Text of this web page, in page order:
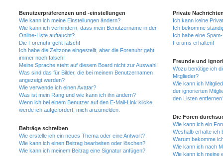
Benutzerpräferenzen und -einstellungen
Wie kann ich meine Einstellungen ändern?
Wie kann ich verhindern, dass mein Benutzername in der
Online-Liste auftaucht?
Die Forenuhr geht falsch!
Ich habe die Zeitzone eingestellt, aber die Forenuhr geht
immer noch falsch!
Meine Sprache steht auf diesem Board nicht zur Auswahl!
Was sind das für Bilder, die bei meinem Benutzernamen
angezeigt werden?
Wie verwende ich einen Avatar?
Was ist mein Rang und wie kann ich ihn ändern?
Wenn ich bei einem Benutzer auf den E-Mail-Link klicke,
werde ich aufgefordert, mich anzumelden.
Beiträge schreiben
Wie erstelle ich ein neues Thema oder eine Antwort?
Wie kann ich einen Beitrag bearbeiten oder löschen?
Wie kann ich meinem Beitrag eine Signatur anfügen?
Private
Ich kann keine
Ich bekomme
Ich habe eine
Forums erhalten!
Freunde und
Wozu benötige ich
Mitglieder?
Wie kann ich
der ignorierten
den Listen
Die Foren
Wie kann ich ein
Weshalb erhalte ich
Warum bekomme
Wie kann ich nach
Wie kann ich meine